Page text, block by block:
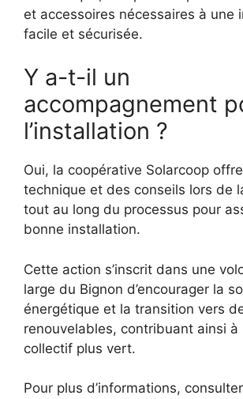
et accessoires nécessaires à une
facile et sécurisée.
Y a-t-il un
accompagnement
l’installation ?
Oui, la coopérative Solarcoop
technique et des conseils lors de
tout au long du processus pour
bonne installation.
Cette action s’inscrit dans une
large du Bignon d’encourager la
énergétique et la transition vers
renouvelables, contribuant ainsi à
collectif plus vert.
Pour plus d’informations,